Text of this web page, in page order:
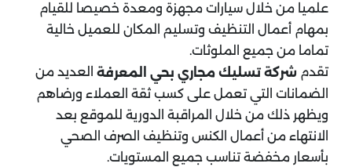
علميا من خلال سيارات مجهزة ومعدة خصيصا للقيام
بمهام أعمال التنظيف وتسليم المكان للعميل خالية
تماما من جميع الملوثات.
تقدم شركة تسليك مجاري بحي المعرفة العديد من
الضمانات التي تعمل على كسب ثقة العملاء ورضاهم
ويظهر ذلك من خلال المراقبة الدورية للموقع بعد
الانتهاء من أعمال الكنس وتنظيف الصرف الصحي
بأسعار مخفضة تناسب جميع المستويات.